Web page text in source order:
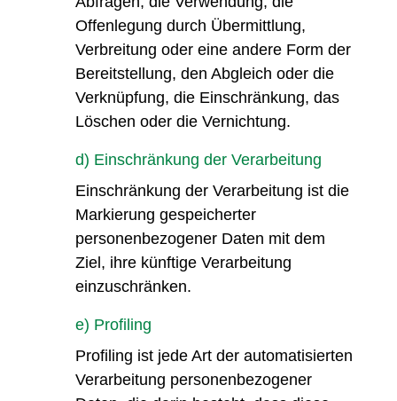
Offenlegung durch Übermittlung,
Verbreitung oder eine andere Form der
Bereitstellung, den Abgleich oder die
Verknüpfung, die Einschränkung, das
Löschen oder die Vernichtung.
d) Einschränkung der Verarbeitung
Einschränkung der Verarbeitung ist die
Markierung gespeicherter
personenbezogener Daten mit dem
Ziel, ihre künftige Verarbeitung
einzuschränken.
e) Profiling
Profiling ist jede Art der automatisierten
Verarbeitung personenbezogener